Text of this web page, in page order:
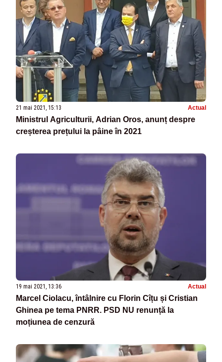
21 mai 2021, 15:13 Actual
Ministrul Agriculturii, Adrian Oros, anunț despre
creșterea prețului la pâine în 2021
19 mai 2021, 13:36 Actual
Marcel Ciolacu, întâlnire cu Florin Cîțu și Cristian
Ghinea pe tema PNRR. PSD NU renunță la
moțiunea de cenzură